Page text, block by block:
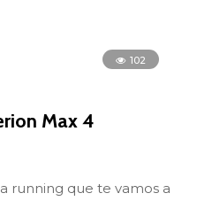
102
Max 4
running que te vamos a